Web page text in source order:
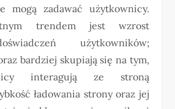
mogą zadawać użytkownicy.
trendem jest wzrost
użytkowników;
bardziej skupiają się na tym,
interagują ze stroną
ładowania strony oraz jej